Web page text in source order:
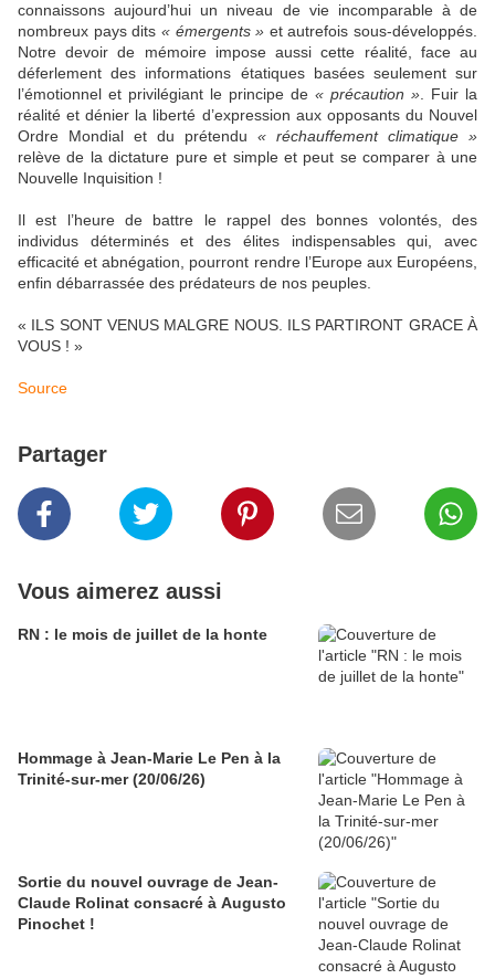
connaissons aujourd’hui un niveau de vie incomparable à de
nombreux pays dits « émergents » et autrefois sous-développés.
Notre devoir de mémoire impose aussi cette réalité, face au
déferlement des informations étatiques basées seulement sur
l’émotionnel et privilégiant le principe de « précaution » . Fuir la
réalité et dénier la liberté d’expression aux opposants du Nouvel
Ordre Mondial et du prétendu « réchauffement climatique »
relève de la dictature pure et simple et peut se comparer à une
Nouvelle Inquisition !
Il est l’heure de battre le rappel des bonnes volontés, des
individus déterminés et des élites indispensables qui, avec
efficacité et abnégation, pourront rendre l’Europe aux Européens,
enfin débarrassée des prédateurs de nos peuples.
« ILS SONT VENUS MALGRE NOUS. ILS PARTIRONT GRACE À
VOUS ! »
Source
Partager
Vous aimerez aussi
RN : le mois de juillet de la honte
Hommage à Jean-Marie Le Pen à la
Trinité-sur-mer (20/06/26)
Sortie du nouvel ouvrage de Jean-
Claude Rolinat consacré à Augusto
Pinochet !